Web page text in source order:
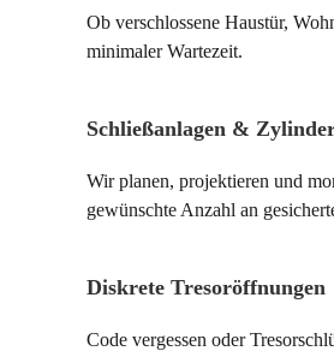
Ob verschlossene Haustür,
minimaler Wartezeit.
Schließanlagen &
Wir planen, projektieren und
gewünschte Anzahl an
Diskrete Tresoröffnungen
Code vergessen oder